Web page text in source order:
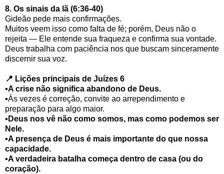
8. Os sinais da lã (6:36-40)
Gideão pede mais confirmações.
Muitos veem isso como falta de fé; porém, Deus não o
rejeita — Ele entende sua fraqueza e confirma sua vontade.
Deus trabalha com paciência nos que buscam sinceramente
discernir sua voz.
📍 Lições principais de Juízes 6
▪︎A crise não significa abandono de Deus.
▪︎Às vezes é correção, convite ao arrependimento e
preparação para algo maior.
▪︎ Deus nos vê não como somos, mas como podemos ser
Nele.
▪︎A presença de Deus é mais importante do que nossa
capacidade.
▪︎A verdadeira batalha começa dentro de casa (ou do
coração).